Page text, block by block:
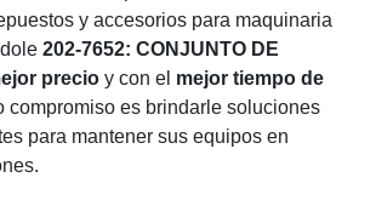
y accesorios para maquinaria
202-7652: CONJUNTO DE
precio y con el mejor tiempo de
compromiso es brindarle soluciones
para mantener sus equipos en